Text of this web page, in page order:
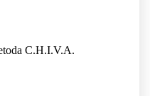
C.H.I.V.A.